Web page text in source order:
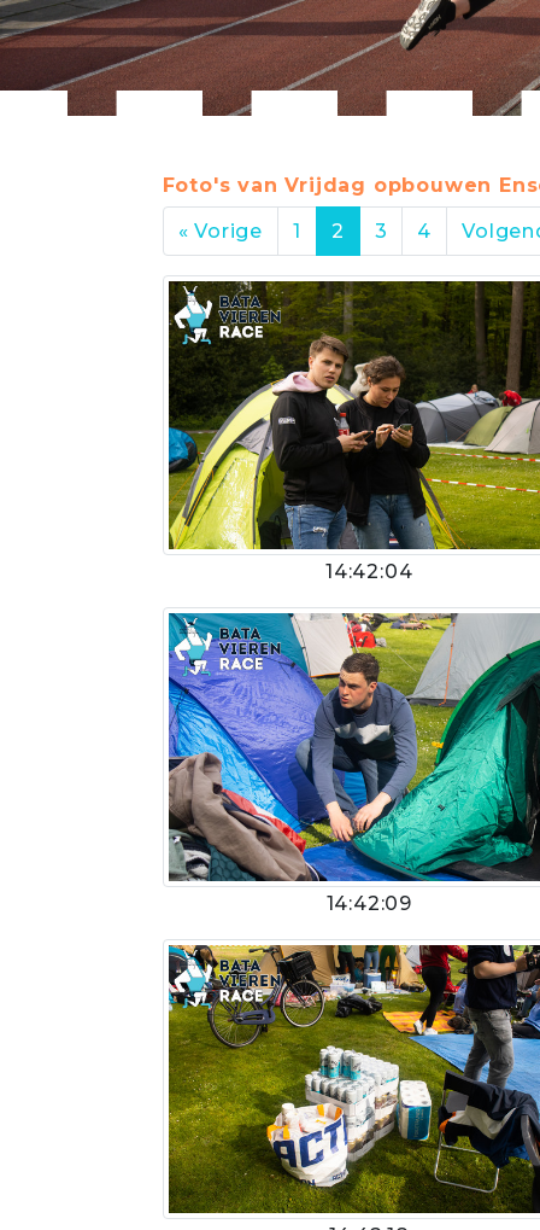
Foto's van Vrijdag opbouwen
« Vorige
1 2 3 4
14:42:04
14:42:09